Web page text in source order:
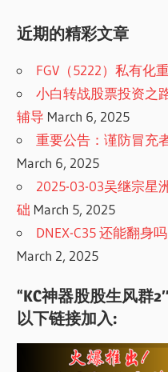
近期的精彩文章
FGV（5222）私有化
小白转战股票投资之
辅导 March 6, 2025
重要公告：谨防冒充
March 6, 2025
2025-03-03吴继宗星
础 March 5, 2025
DNEX-C35 还能翻身
March 2, 2025
“KC神器股股生风群
以下链接加入: